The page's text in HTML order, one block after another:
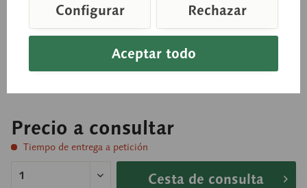
Aprox. 25 aumentos, de SOMSO-PLAST®. El
modelo muestra un embrión de unas 4 semanas.
No desmontable, sobre soporte con peana verde.
Precio a consultar
Tiempo de entrega a petición
Cesta de consulta
Aceptar todo
Configurar Rechazar